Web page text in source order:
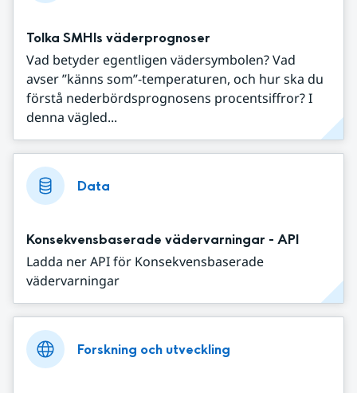
Tolka SMHIs väderprognoser
Vad betyder egentligen vädersymbolen? Vad
avser ”känns som”-temperaturen, och hur ska du
förstå nederbördsprognosens procentsiffror? I
denna vägled...
Data
Konsekvensbaserade vädervarningar - API
Ladda ner API för Konsekvensbaserade
vädervarningar
Forskning och utveckling